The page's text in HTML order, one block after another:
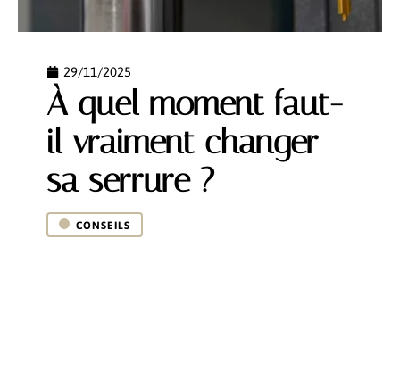
29/11/2025
À quel moment faut-
il vraiment changer
sa serrure ?
CONSEILS